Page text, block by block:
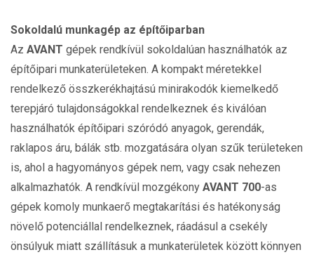
Sokoldalú munkagép az építőiparban
Az AVANT gépek rendkívül sokoldalúan használhatók az
építőipari munkaterületeken. A kompakt méretekkel
rendelkező összkerékhajtású minirakodók kiemelkedő
terepjáró tulajdonságokkal rendelkeznek és kiválóan
használhatók építőipari szóródó anyagok, gerendák,
raklapos áru, bálák stb. mozgatására olyan szűk területeken
is, ahol a hagyományos gépek nem, vagy csak nehezen
alkalmazhatók. A rendkívül mozgékony AVANT 700-as
gépek komoly munkaerő megtakarítási és hatékonyság
növelő potenciállal rendelkeznek, ráadásul a csekély
önsúlyuk miatt szállításuk a munkaterületek között könnyen